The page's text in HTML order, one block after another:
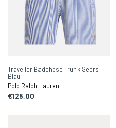
Traveller Badehose Trunk Seers
Blau
Polo Ralph Lauren
€125,00